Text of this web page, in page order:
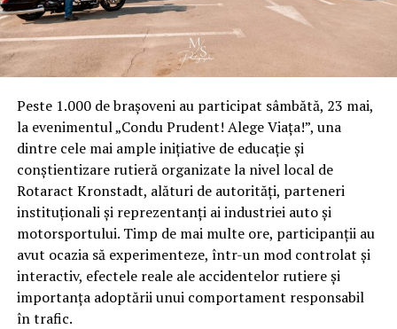
Peste 1.000 de brașoveni au participat sâmbătă, 23 mai,
la evenimentul „Condu Prudent! Alege Viața!”, una
dintre cele mai ample inițiative de educație și
conștientizare rutieră organizate la nivel local de
Rotaract Kronstadt, alături de autorități, parteneri
instituționali și reprezentanți ai industriei auto și
motorsportului. Timp de mai multe ore, participanții au
avut ocazia să experimenteze, într-un mod controlat și
interactiv, efectele reale ale accidentelor rutiere și
importanța adoptării unui comportament responsabil
în trafic.